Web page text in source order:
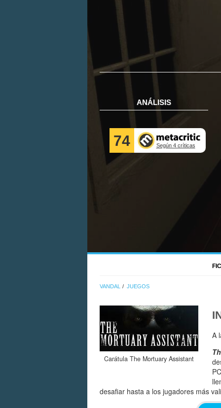
ANÁLISIS
74 Según 4 críticas
VANDAL JUEGOS
Carátula The Mortuary Assistant
A
desafiar hasta a los jugadores más